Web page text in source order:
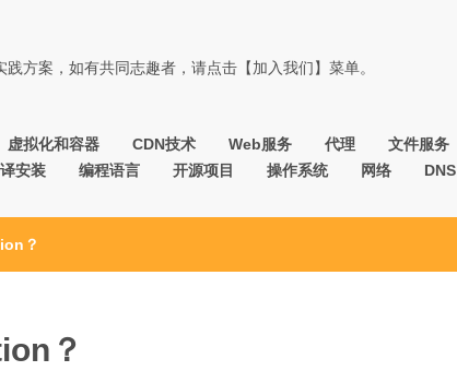
方案，如有共同志趣者，请点击【加入我们】菜单。
虚拟化和容器 CDN技术 Web服务 代理 文件服务
安装
编程语言 开源项目 操作系统 网络 DNS
？
？